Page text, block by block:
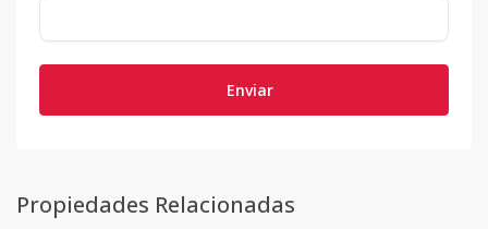
Enviar
Propiedades Relacionadas